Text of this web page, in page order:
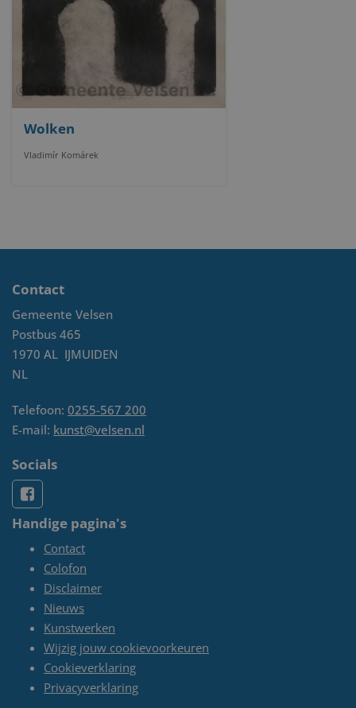
Wolken
Vladimír Komárek
Contact
Gemeente Velsen
Postbus 465
1970 AL IJMUIDEN
NL
Telefoon: 0255-567 200
E-mail: kunst@velsen.nl
Socials
Handige pagina's
Contact
Colofon
Disclaimer
Nieuws
Kunstwerken
Wijzig jouw cookievoorkeuren
Cookieverklaring
Privacyverklaring